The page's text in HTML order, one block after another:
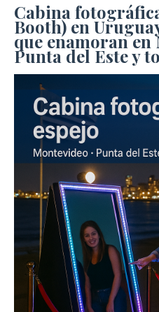
Cabina
Booth) en
que enamoran
Punta del Este y